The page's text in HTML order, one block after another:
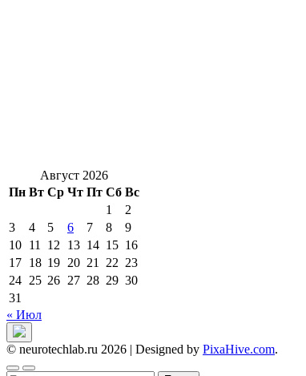
Август 2026
Пн Вт Ср Чт Пт Сб Вс
1
2
3
4 5 6 7 8
9
10 11 12 13 14 15 16
17 18 19 20 21 22 23
24 25 26 27 28 29 30
31
« Июл
© neurotechlab.ru 2026 | Designed by PixaHive.com.